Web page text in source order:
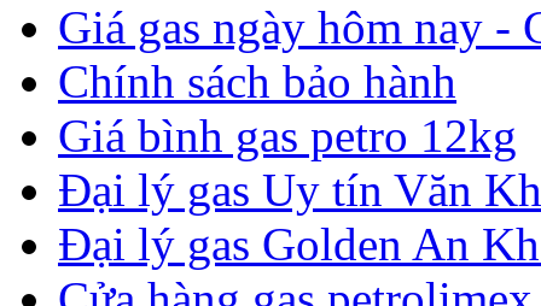
Giá gas ngày hôm nay -
Chính sách bảo hành
Giá bình gas petro 12kg
Đại lý gas Uy tín Văn
Đại lý gas Golden An